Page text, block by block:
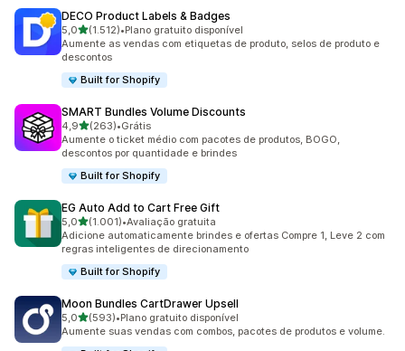
DECO Product Labels & Badges
5,0de 5 estrelas
(1.512)
1512 avaliações ao todo
•Plano gratuito disponível
Aumente as vendas com etiquetas de produto, selos de produto e
descontos
Built for Shopify
SMART Bundles Volume Discounts
4,9de 5 estrelas
(263)
263 avaliações ao todo
•Grátis
Aumente o ticket médio com pacotes de produtos, BOGO,
descontos por quantidade e brindes
Built for Shopify
EG Auto Add to Cart Free Gift
5,0de 5 estrelas
(1.001)
1001 avaliações ao todo
•Avaliação gratuita
Adicione automaticamente brindes e ofertas Compre 1, Leve 2 com
regras inteligentes de direcionamento
Built for Shopify
Moon Bundles CartDrawer Upsell
5,0de 5 estrelas
(593)
593 avaliações ao todo
•Plano gratuito disponível
Aumente suas vendas com combos, pacotes de produtos e volume.